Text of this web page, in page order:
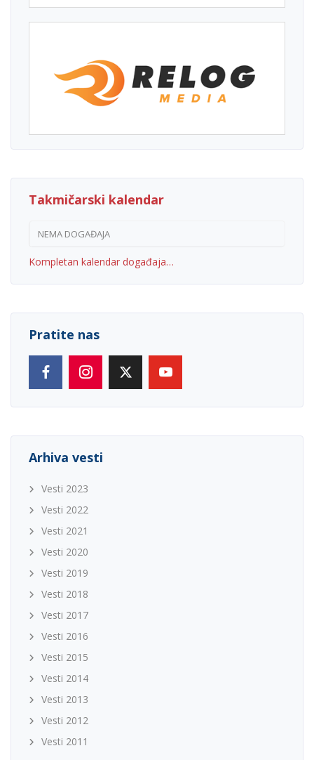
Takmičarski kalendar
NEMA DOGAĐAJA
Kompletan kalendar događaja…
Pratite nas
Arhiva vesti
Vesti 2023
Vesti 2022
Vesti 2021
Vesti 2020
Vesti 2019
Vesti 2018
Vesti 2017
Vesti 2016
Vesti 2015
Vesti 2014
Vesti 2013
Vesti 2012
Vesti 2011